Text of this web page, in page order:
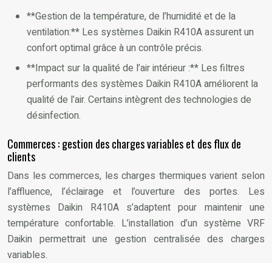
**Gestion de la température, de l’humidité et de la
ventilation:** Les systèmes Daikin R410A assurent un
confort optimal grâce à un contrôle précis.
**Impact sur la qualité de l’air intérieur :** Les filtres
performants des systèmes Daikin R410A améliorent la
qualité de l’air. Certains intègrent des technologies de
désinfection.
Commerces : gestion des charges variables et des flux de
clients
Dans les commerces, les charges thermiques varient selon
l’affluence, l’éclairage et l’ouverture des portes. Les
systèmes Daikin R410A s’adaptent pour maintenir une
température confortable. L’installation d’un système VRF
Daikin permettrait une gestion centralisée des charges
variables.